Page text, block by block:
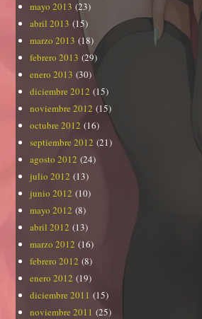
mayo 2013 (23)
abril 2013 (15)
marzo 2013 (18)
febrero 2013 (29)
enero 2013 (30)
diciembre 2012 (15)
noviembre 2012 (15)
octubre 2012 (16)
septiembre 2012 (21)
agosto 2012 (24)
julio 2012 (13)
junio 2012 (10)
mayo 2012 (8)
abril 2012 (13)
marzo 2012 (16)
febrero 2012 (8)
enero 2012 (19)
diciembre 2011 (15)
noviembre 2011 (25)